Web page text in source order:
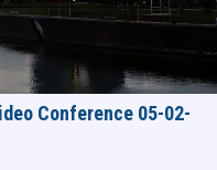
Conference 05-02-